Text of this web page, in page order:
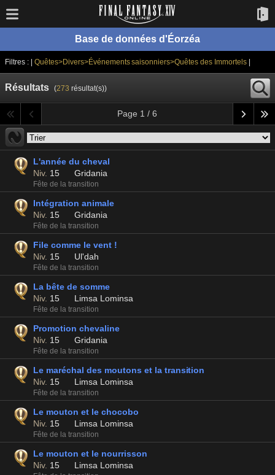
Base de données d'Éorzéa
Filtres : | Quêtes>Divers>Événements saisonniers>Quêtes des Immortels
Résultats (273 résultat(s))
Page 1 / 6
L'année du cheval
Niv. 15 Gridania
Fête de la transition
Intégration animale
Niv. 15 Gridania
Fête de la transition
File comme le vent !
Niv. 15 Ul'dah
Fête de la transition
La bête de somme
Niv. 15 Limsa Lominsa
Fête de la transition
Promotion chevaline
Niv. 15 Gridania
Fête de la transition
Le maréchal des moutons et la transition
Niv. 15 Limsa Lominsa
Fête de la transition
Le mouton et le chocobo
Niv. 15 Limsa Lominsa
Fête de la transition
Le mouton et le nourrisson
Niv. 15 Limsa Lominsa